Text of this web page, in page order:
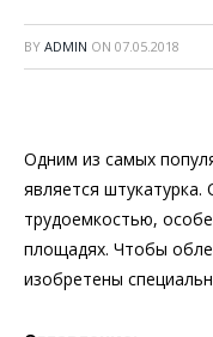
BY ADMIN ON 07.05.2018
Одним из самых
является штукатурка.
трудоемкостью,
площадях. Чтобы
изобретены